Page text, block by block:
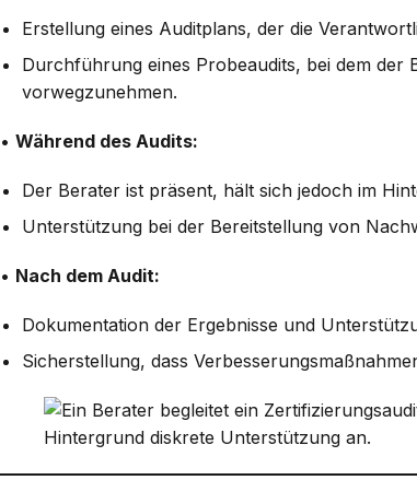
Erstellung eines Auditplans, der die
Durchführung eines Probeaudits, bei dem der
vorwegzunehmen.
• Während des Audits:
Der Berater ist präsent, hält sich jedoch im
Unterstützung bei der Bereitstellung von
• Nach dem Audit:
Dokumentation der Ergebnisse und
Sicherstellung, dass